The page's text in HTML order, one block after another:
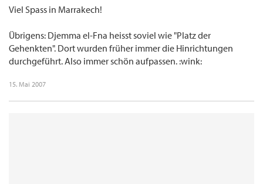
Viel Spass in Marrakech!
Übrigens: Djemma el-Fna heisst soviel wie "Platz der
Gehenkten". Dort wurden früher immer die Hinrichtungen
durchgeführt. Also immer schön aufpassen. :wink:
15. Mai 2007